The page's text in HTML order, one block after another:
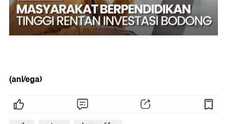
(anl/ega)